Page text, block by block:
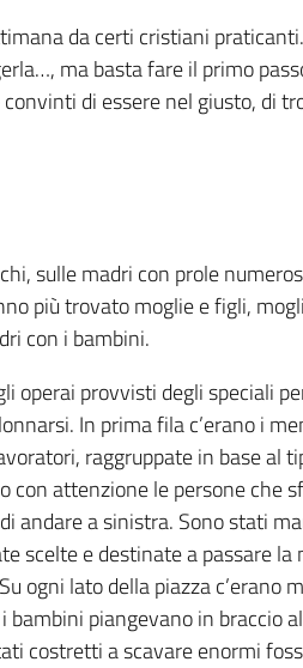
da certi cristiani
ma basta fare il primo
di essere nel giusto, di
sulle madri con prole
più trovato moglie e figli,
con i bambini.
operai provvisti degli speciali
In prima fila c’erano i
raggruppate in base al
con attenzione le persone che
andare a sinistra. Sono stati
scelte e destinate a passare la
ogni lato della piazza c’erano
piangevano in braccio
costretti a scavare enormi